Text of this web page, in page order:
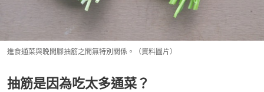
進食通菜與晚間腳抽筋之間無特別關係。（資料圖片）
抽筋是因為吃太多通菜？